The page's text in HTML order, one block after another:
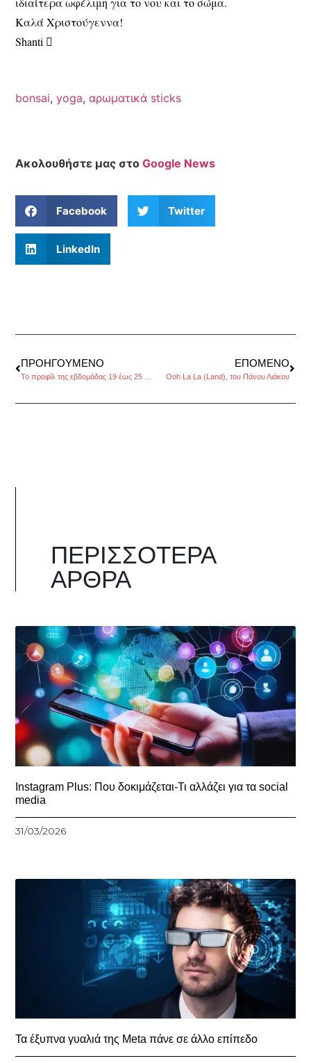
Καλά Χριστούγεννα!
Shanti 
bonsai,yoga,αρωματικά sticks
Ακολουθήστε μας στοGoogle News
Facebook Twitter
LinkedIn
ΠΡΟΗΓΟΎΜΕΝΟ ΕΠΌΜΕΝΟ
Ooh La La (Land), του Πάνου Λιάκου
ΠΕΡΙΣΣΌΤΕΡΑ
ΆΡΘΡΑ
Instagram Plus: Που δοκιμάζεται-Τι αλλάζει για τα social
media
31/03/2026
Τα έξυπνα γυαλιά της Meta πάνε σε άλλο επίπεδο